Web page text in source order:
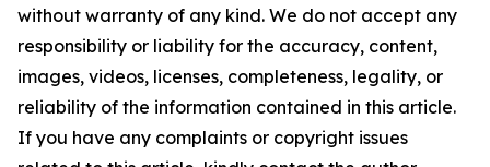
without warranty of any kind. We do not accept any
responsibility or liability for the accuracy, content,
images, videos, licenses, completeness, legality, or
reliability of the information contained in this article.
If you have any complaints or copyright issues